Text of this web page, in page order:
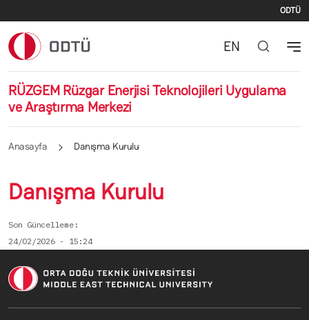
ODTÜ
RÜZGEM Rüzgar Enerjisi Teknolojileri Uygulama
ve Araştırma Merkezi
EN
Anasayfa Danışma Kurulu
Danışma Kurulu
Son Güncelleme
24/02/2026 - 15:24